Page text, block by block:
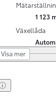
1 123
Växellåda
Visa mer